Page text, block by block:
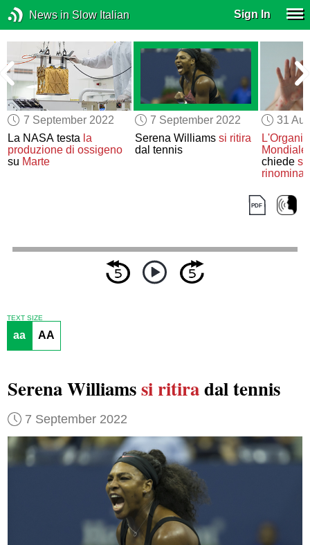
News in Slow Italian Sign In
7 September 2022
La NASA testa la
produzione di ossigeno
su Marte
7 September 2022
Serena Williams si ritira
dal tennis
31
chiede
TEXT SIZE
aa AA
Serena Williamssi ritiradal tennis
7 September 2022